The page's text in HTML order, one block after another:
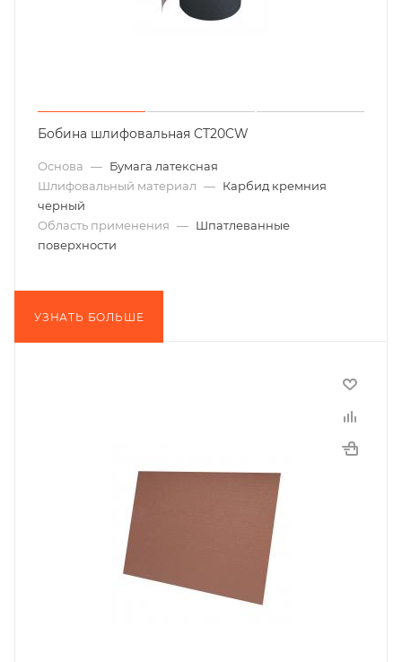
Бобина шлифовальная CT20CW
Основа — Бумага латексная
Шлифовальный материал — Карбид кремния
черный
Область применения — Шпатлеванные
поверхности
УЗНАТЬ БОЛЬШЕ